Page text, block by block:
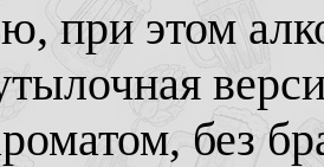
при этом
без